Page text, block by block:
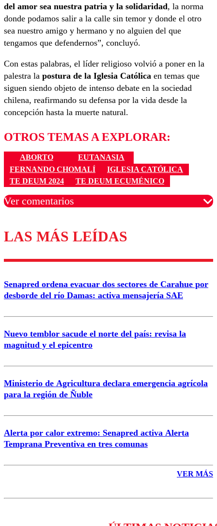
del amor sea nuestra patria y la solidaridad, la norma
donde podamos salir a la calle sin temor y donde el otro
sea nuestro amigo y hermano y no alguien del que
tengamos que defendernos”, concluyó.
Con estas palabras, el líder religioso volvió a poner en la
palestra la postura de la Iglesia Católica en temas que
siguen siendo objeto de intenso debate en la sociedad
chilena, reafirmando su defensa por la vida desde la
concepción hasta la muerte natural.
OTROS TEMAS A EXPLORAR:
ABORTO
EUTANASIA
FERNANDO CHOMALÍ
IGLESIA CATÓLICA
TE DEUM 2024
TE DEUM ECUMÉNICO
Ver comentarios
Los comentarios son moderados para garantizar un
diálogo respetuoso.
Correo
LAS MÁS LEÍDAS
Senapred ordena evacuar dos sectores de Carahue por
desborde del río Damas: activa mensajería SAE
Nuevo temblor sacude el norte del país: revisa la
magnitud y el epicentro
Ministerio de Agricultura declara emergencia agrícola
para la región de Ñuble
Alerta por calor extremo: Senapred activa Alerta
Temprana Preventiva en tres comunas
VER MÁS